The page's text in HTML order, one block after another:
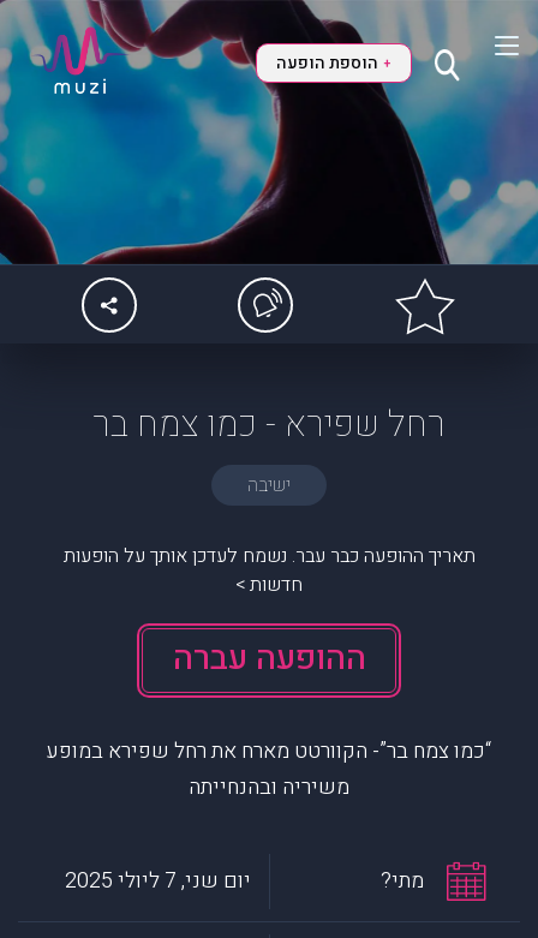
+ הוספת הופעה
רחל שפירא - כמו צמח בר
ישיבה
תאריך ההופעה כבר עבר. נשמח לעדכן אותך על הופעות
חדשות >
ההופעה עברה
“כמו צמח בר”- הקוורטט מארח את רחל שפירא במופע
משיריה ובהנחייתה
מתי? יום שני, 7 ליולי 2025